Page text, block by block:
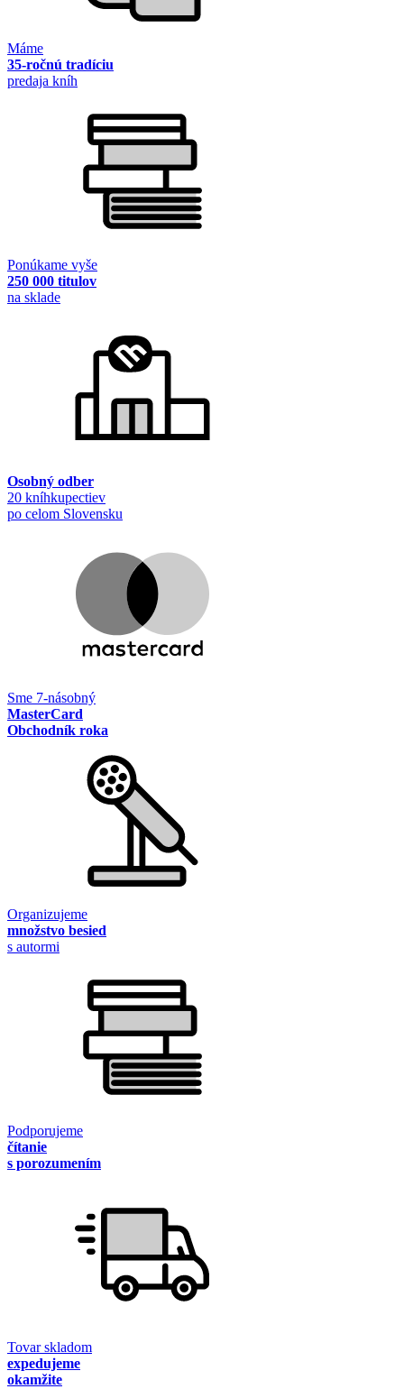
Máme
35-ročnú tradíciu
predaja kníh
Ponúkame vyše
250 000 titulov
na sklade
Osobný odber
20 kníhkupectiev
po celom Slovensku
Sme 7-násobný
MasterCard
Obchodník roka
Organizujeme
množstvo besied
s autormi
Podporujeme
čítanie
s porozumením
Tovar skladom
expedujeme
okamžite